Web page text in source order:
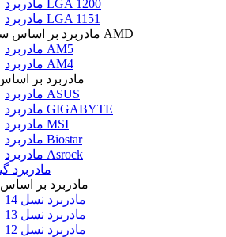
مادربرد LGA 1200
مادربرد LGA 1151
مادربرد بر اساس سوکت AMD
مادربرد AM5
مادربرد AM4
مادربرد بر
مادربرد ASUS
مادربرد GIGABYTE
مادربرد MSI
مادربرد Biostar
مادربرد Asrock
مادربرد
مادربرد بر
مادربرد نسل 14
مادربرد نسل 13
مادربرد نسل 12